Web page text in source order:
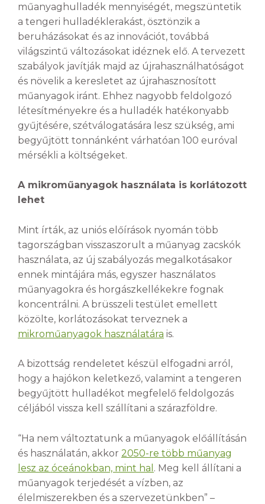
műanyaghulladék mennyiségét, megszüntetik
a tengeri hulladéklerakást, ösztönzik a
beruházásokat és az innovációt, továbbá
világszintű változásokat idéznek elő. A tervezett
szabályok javítják majd az újrahasználhatóságot
és növelik a keresletet az újrahasznosított
műanyagok iránt. Ehhez nagyobb feldolgozó
létesítményekre és a hulladék hatékonyabb
gyűjtésére, szétválogatására lesz szükség, ami
begyűjtött tonnánként várhatóan 100 euróval
mérsékli a költségeket.
A mikroműanyagok használata is korlátozott
lehet
Mint írták, az uniós előírások nyomán több
tagországban visszaszorult a műanyag zacskók
használata, az új szabályozás megalkotásakor
ennek mintájára más, egyszer használatos
műanyagokra és horgászkellékekre fognak
koncentrálni. A brüsszeli testület emellett
közölte, korlátozásokat terveznek a
mikroműanyagok használatára is.
A bizottság rendeletet készül elfogadni arról,
hogy a hajókon keletkező, valamint a tengeren
begyűjtött hulladékot megfelelő feldolgozás
céljából vissza kell szállítani a szárazföldre.
“Ha nem változtatunk a műanyagok előállításán
és használatán, akkor 2050-re több műanyag
lesz az óceánokban, mint hal . Meg kell állítani a
műanyagok terjedését a vízben, az
élelmiszerekben és a szervezetünkben” –